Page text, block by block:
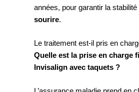
années, pour garantir la
sourire.
Le traitement est-il pris en
Quelle est la prise en charge
Invisalign avec taquets ?